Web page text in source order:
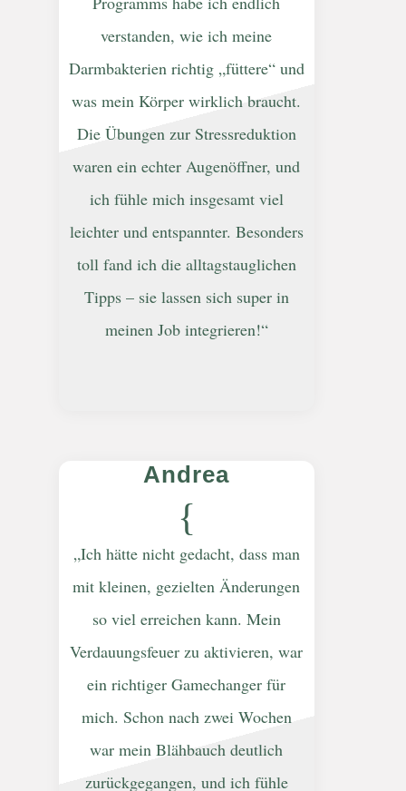
verstanden, wie ich meine
Darmbakterien richtig „füttere“ und
was mein Körper wirklich braucht.
Die Übungen zur Stressreduktion
waren ein echter Augenöffner, und
ich fühle mich insgesamt viel
leichter und entspannter. Besonders
toll fand ich die alltagstauglichen
Tipps – sie lassen sich super in
meinen Job integrieren!“
Andrea
{
„Ich hätte nicht gedacht, dass man
mit kleinen, gezielten Änderungen
so viel erreichen kann. Mein
Verdauungsfeuer zu aktivieren, war
ein richtiger Gamechanger für
mich. Schon nach zwei Wochen
war mein Blähbauch deutlich
zurückgegangen, und ich fühle